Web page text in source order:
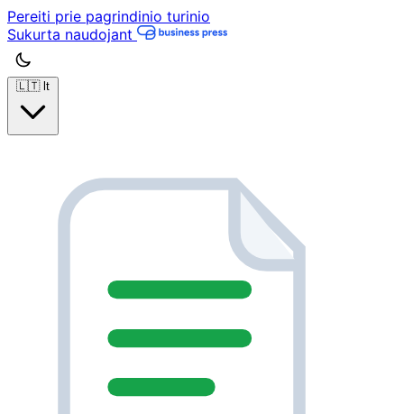
Pereiti prie pagrindinio turinio
Sukurta naudojant
🇱🇹 lt